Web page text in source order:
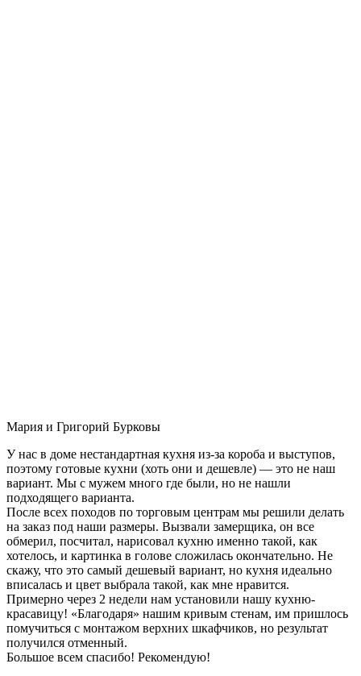
Мария и Григорий Бурковы
У нас в доме нестандартная кухня из-за короба и выступов,
поэтому готовые кухни (хоть они и дешевле) — это не наш
вариант. Мы с мужем много где были, но не нашли
подходящего варианта.
После всех походов по торговым центрам мы решили делать
на заказ под наши размеры. Вызвали замерщика, он все
обмерил, посчитал, нарисовал кухню именно такой, как
хотелось, и картинка в голове сложилась окончательно. Не
скажу, что это самый дешевый вариант, но кухня идеально
вписалась и цвет выбрала такой, как мне нравится.
Примерно через 2 недели нам установили нашу кухню-
красавицу! «Благодаря» нашим кривым стенам, им пришлось
помучиться с монтажом верхних шкафчиков, но результат
получился отменный.
Большое всем спасибо! Рекомендую!